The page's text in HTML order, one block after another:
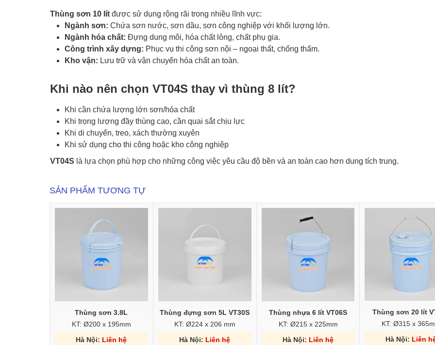
Thùng sơn 10 lít được sử dụng rộng rãi trong nhiều lĩnh vực:
Ngành sơn: Chứa sơn nước, sơn dầu, sơn công nghiệp với khối lượng lớn.
Ngành hóa chất: Đựng dung môi, hóa chất lỏng, chất phụ gia.
Công trình xây dựng: Phục vụ thi công sơn nội – ngoại thất, chống thấm.
Kho vận: Lưu trữ và vận chuyển hóa chất an toàn.
Khi nào nên chọn VT04S thay vì thùng 8 lít?
Khi cần chứa lượng lớn sơn/hóa chất
Khi trọng lượng đầy thùng cao, cần quai sắt chịu lực
Khi di chuyển, treo, xách thường xuyên
Khi sử dụng cho thi công hoặc kho công nghiệp
VT04S là lựa chọn phù hợp cho những công việc yêu cầu độ bền và an toàn cao hơn dung tích trung.
SẢN PHẨM TƯƠNG TỰ
Thùng sơn 3.8L
KT: Ø200 x 195mm
Hà Nội: Liên hệ
Thùng đựng sơn 5L VT30S
KT: Ø224 x 206 mm
Hà Nội: Liên hệ
Thùng nhựa 6 lít VT06S
KT: Ø215 x 225mm
Hà Nội: Liên hệ
Thùng sơn 20 lít
KT: Ø315 x
Hà Nội: Liên